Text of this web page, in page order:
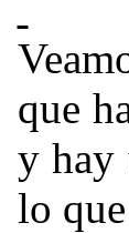
que
y hay
lo